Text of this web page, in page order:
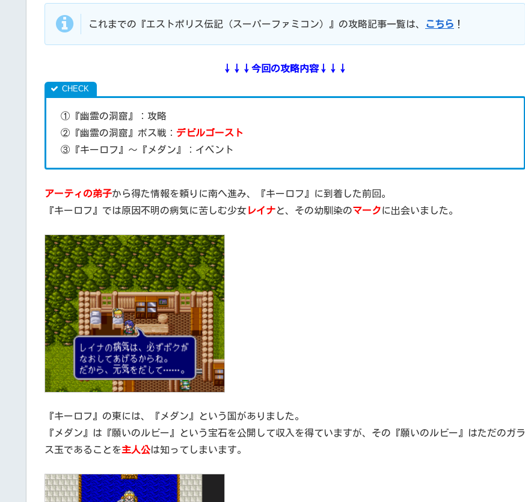
これまでの『エストポリス伝記（スーパーファミコン）』の攻略記事一覧は、 こちら ！
↓↓↓今回の攻略内容↓↓↓
①『幽霊の洞窟』：攻略
②『幽霊の洞窟』ボス戦： デビルゴースト
③『キーロフ』～『メダン』：イベント
アーティの弟子から得た情報を頼りに南へ進み、『キーロフ』に到着した前回。
『キーロフ』では原因不明の病気に苦しむ少女 レイナと、その幼馴染のマークに出会いました。
『キーロフ』の東には、『メダン』という国がありました。
『メダン』は『願いのルビー』という宝石を公開して収入を得ていますが、その『願いのルビー』はただのガラ
ス玉であることを主人公は知ってしまいます。